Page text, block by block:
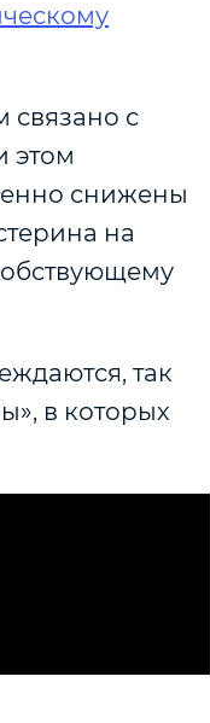
связано с
этом
снижены
на
так
в которых